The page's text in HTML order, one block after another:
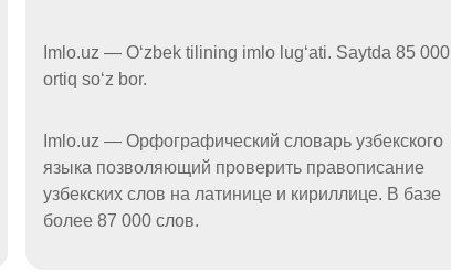
Imlo.uz — Oʻzbek tilining imlo lugʻati. Saytda 85 000
ortiq soʻz bor.
Imlo.uz — Орфографический словарь узбекского
языка позволяющий проверить правописание
узбекских слов на латинице и кириллице. В базе
более 87 000 слов.